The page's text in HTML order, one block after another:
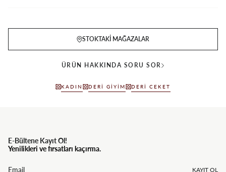
STOKTAKI MAĞAZALAR
ÜRÜN HAKKINDA SORU SOR
KADIN DERI GIYIM DERI CEKET
E-Bültene Kayıt Ol!
Yenilikleri ve fırsatları kaçırma.
KAYIT OL